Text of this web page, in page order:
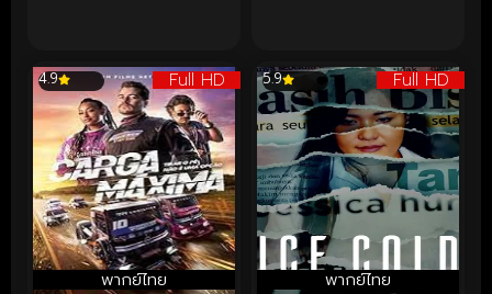
Full HD
พากย์ไทย
4.9 Full HD
พากย์ไทย
5.9